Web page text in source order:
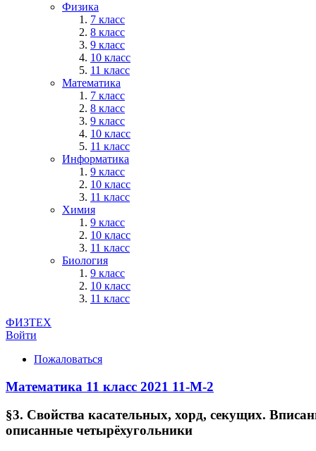
Физика
7 класс
8 класс
9 класс
10 класс
11 класс
Математика
7 класс
8 класс
9 класс
10 класс
11 класс
Информатика
9 класс
10 класс
11 класс
Химия
9 класс
10 класс
11 класс
Биология
9 класс
10 класс
11 класс
ФИЗТЕХ
Войти
Пожаловаться
Математика 11 класс 2021 11-М-2
§3. Свойства касательных, хорд, секущих.
описанные четырёхугольники